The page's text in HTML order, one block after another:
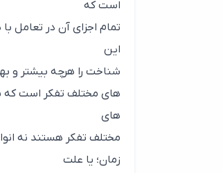
است که
تمام اجزای آن در تعامل
این
شناخت را هرچه بیشتر و
های مختلف تفکر است که
های
مختلف تفکر هستند نه
زمان؛ یا علت